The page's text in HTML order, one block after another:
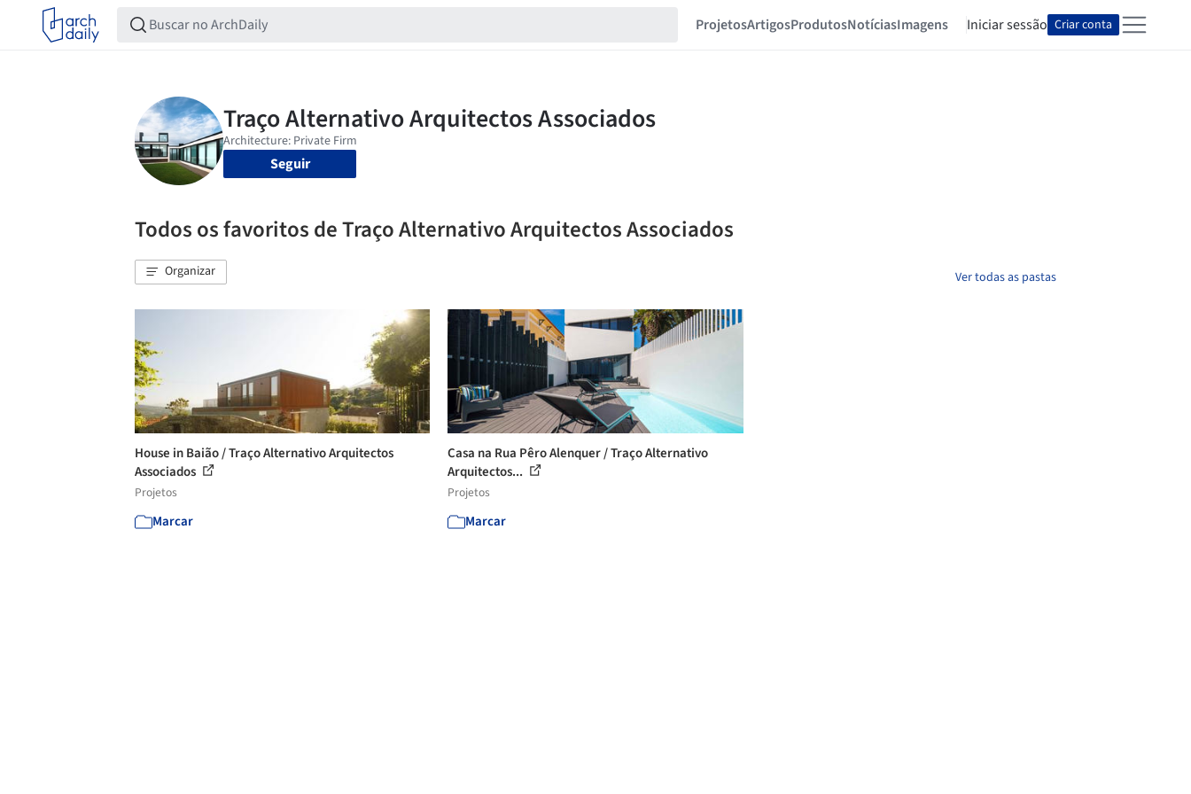
ProjetosArtigosProdutosNotíciasImagens Iniciar sessão Criar conta
Seguir
Todos os favoritos de Traço Alternativo Arquitectos Associados
Organizar Ver todas as pastas
House in Baião / Traço Alternativo Arquitectos
Associados
Projetos
Marcar
Casa na Rua Pêro Alenquer / Traço Alternativo
Arquitectos...
Projetos
Marcar